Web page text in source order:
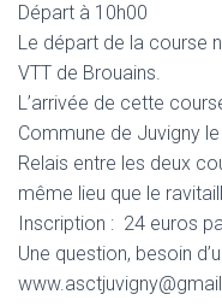
Départ à 10h00
Le départ de la course
VTT de Brouains.
L’arrivée de cette
Commune de Juvigny
Relais entre les deux
même lieu que le
Inscription : 24 euros
Une question, besoin